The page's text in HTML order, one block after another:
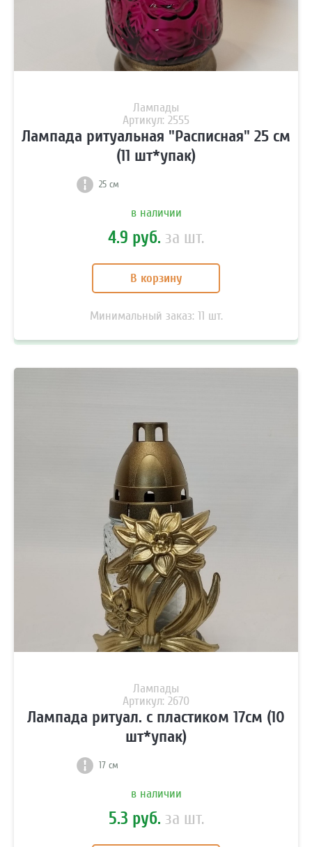
Лампады
Артикул: 2555
Лампада ритуальная "Расписная" 25 см
(11 шт*упак)
25 см
в наличии
4.9 руб. за шт.
В корзину
Минимальный заказ: 11 шт.
Лампады
Артикул: 2670
Лампада ритуал. с пластиком 17см (10
шт*упак)
17 см
в наличии
5.3 руб. за шт.
· Заказать звонок ·
· Внимание ·